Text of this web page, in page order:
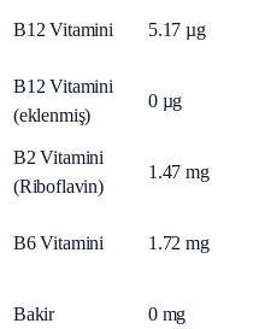
B12 Vitamini 5.17 µg
B12 Vitamini
(eklenmiş)
0 µg
B2 Vitamini
(Riboflavin)
1.47 mg
B6 Vitamini 1.72 mg
Bakir 0 mg